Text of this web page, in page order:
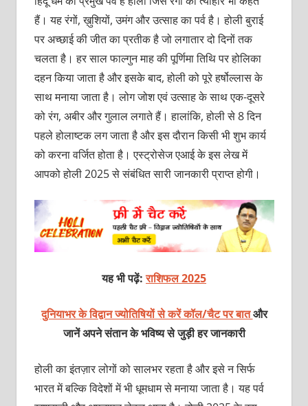
हैं। यह रंगों, ख़ुशियों, उमंग और उत्साह का पर्व है। होली बुराई
पर अच्छाई की जीत का प्रतीक है जो लगातार दो दिनों तक
चलता है। हर साल फाल्गुन माह की पूर्णिमा तिथि पर होलिका
दहन किया जाता है और इसके बाद, होली को पूरे हर्षोल्लास के
साथ मनाया जाता है। लोग जोश एवं उत्साह के साथ एक-दूसरे
को रंग, अबीर और गुलाल लगाते हैं। हालांकि, होली से 8 दिन
पहले होलाष्टक लग जाता है और इस दौरान किसी भी शुभ कार्य
को करना वर्जित होता है। एस्ट्रोसेज एआई के इस लेख में
आपको होली 2025 से संबंधित सारी जानकारी प्राप्त होगी।
यह भी पढ़ें:राशिफल 2025
दुनियाभर के विद्वान ज्योतिषियों से करें कॉल/चैट पर बातऔर
जानें अपने संतान के भविष्य से जुड़ी हर जानकारी
होली का इंतज़ार लोगों को सालभर रहता है और इसे न सिर्फ
भारत में बल्कि विदेशों में भी धूमधाम से मनाया जाता है। यह पर्व